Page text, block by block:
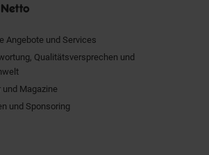
Angebote und Services
Qualitätsversprechen und
und Magazine
und Sponsoring